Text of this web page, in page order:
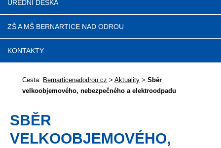
ÚŘEDNÍ DESKA
ZŠ A MŠ BERNARTICE NAD ODROU
KONTAKTY
Cesta: Bernarticenadodrou.cz > Aktuality > Sběr
velkoobjemového, nebezpečného a elektroodpadu
SBĚR
VELKOOBJEMOVÉHO,